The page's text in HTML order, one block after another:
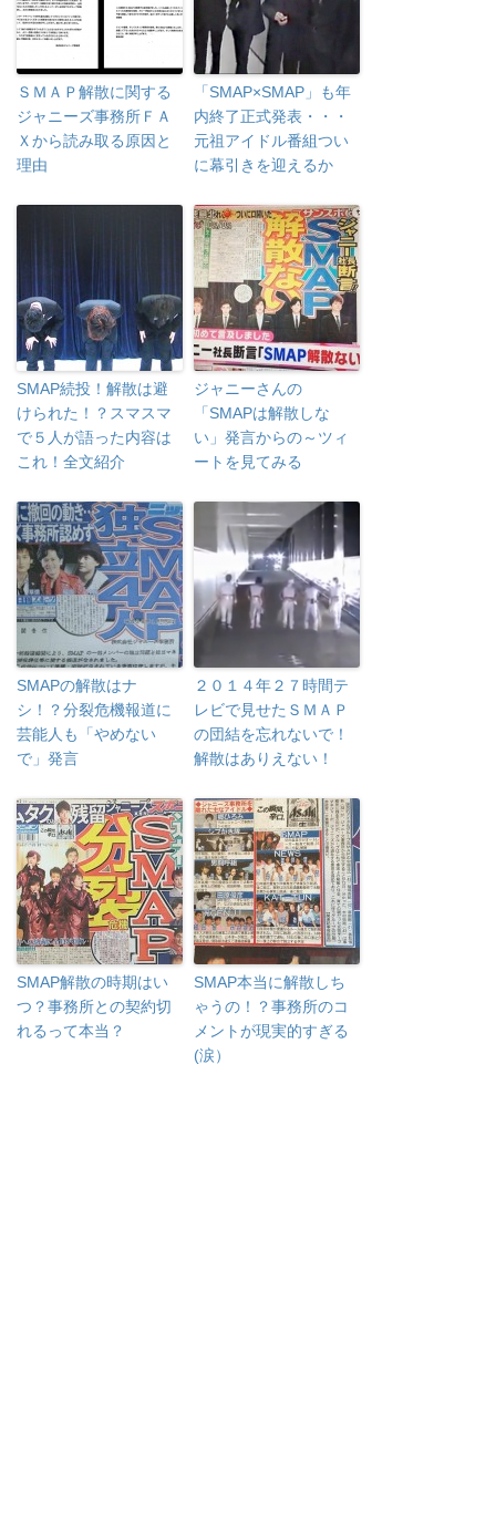
ＳＭＡＰ解散に関する
ジャニーズ事務所ＦＡ
Ｘから読み取る原因と
理由
「SMAP×SMAP」も年
内終了正式発表・・・
元祖アイドル番組つい
に幕引きを迎えるか
SMAP続投！解散は避
けられた！？スマスマ
で５人が語った内容は
これ！全文紹介
ジャニーさんの
「SMAPは解散しな
い」発言からの～ツィ
ートを見てみる
SMAPの解散はナ
シ！？分裂危機報道に
芸能人も「やめない
で」発言
２０１４年２７時間テ
レビで見せたＳＭＡＰ
の団結を忘れないで！
解散はありえない！
SMAP解散の時期はい
つ？事務所との契約切
れるって本当？
SMAP本当に解散しち
ゃうの！？事務所のコ
メントが現実的すぎる
(涙）